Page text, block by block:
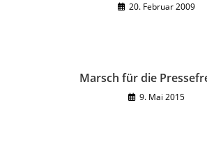
20. Februar 2009
Marsch für die
9. Mai 2015